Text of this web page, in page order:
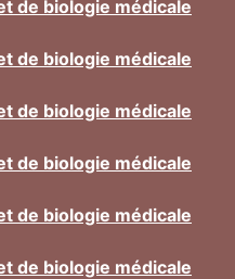
de biologie médicale
de biologie médicale
de biologie médicale
de biologie médicale
de biologie médicale
de biologie médicale